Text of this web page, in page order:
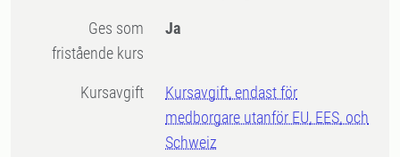
Ges som
fristående kurs
Ja
Kursavgift
Kursavgift, endast för
medborgare utanför EU, EES, och
Schweiz